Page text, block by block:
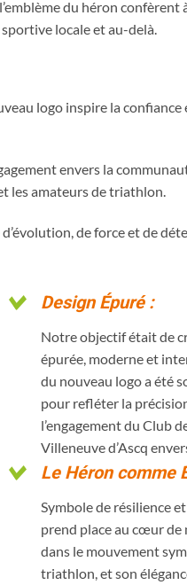
du héron confèrent
locale et au-delà.
logo inspire la
envers la
les amateurs de triathlon.
de force et de
Design Épuré :
Notre objectif était de
épurée, moderne et
du nouveau logo a été
pour refléter la
l’engagement du Club
Villeneuve d’Ascq
Le Héron comme
Symbole de résilience
prend place au cœur de
dans le mouvement
triathlon, et son